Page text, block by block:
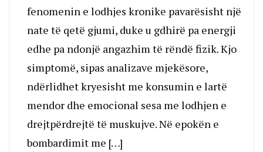
fenomenin e lodhjes kronike pavarësisht një
nate të qetë gjumi, duke u gdhirë pa energji
edhe pa ndonjë angazhim të rëndë fizik. Kjo
simptomë, sipas analizave mjekësore,
ndërlidhet kryesisht me konsumin e lartë
mendor dhe emocional sesa me lodhjen e
drejtpërdrejtë të muskujve. Në epokën e
bombardimit me […]